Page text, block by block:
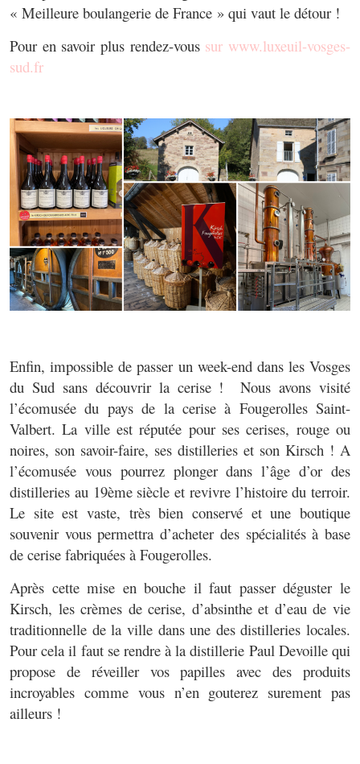
« Meilleure boulangerie de France » qui vaut le détour !
Pour en savoir plus rendez-vous sur www.luxeuil-vosges-
sud.fr
Enfin, impossible de passer un week-end dans les Vosges
du Sud sans découvrir la cerise ! Nous avons visité
l’écomusée du pays de la cerise à Fougerolles Saint-
Valbert. La ville est réputée pour ses cerises, rouge ou
noires, son savoir-faire, ses distilleries et son Kirsch ! A
l’écomusée vous pourrez plonger dans l’âge d’or des
distilleries au 19ème siècle et revivre l’histoire du terroir.
Le site est vaste, très bien conservé et une boutique
souvenir vous permettra d’acheter des spécialités à base
de cerise fabriquées à Fougerolles.
Après cette mise en bouche il faut passer déguster le
Kirsch, les crèmes de cerise, d’absinthe et d’eau de vie
traditionnelle de la ville dans une des distilleries locales.
Pour cela il faut se rendre à la distillerie Paul Devoille qui
propose de réveiller vos papilles avec des produits
incroyables comme vous n’en gouterez surement pas
ailleurs !